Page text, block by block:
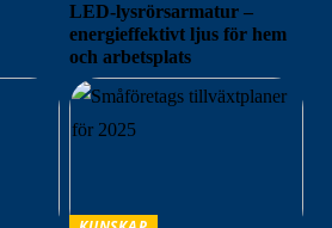
LED-lysrörsarmatur –
energieffektivt ljus för hem
och arbetsplats